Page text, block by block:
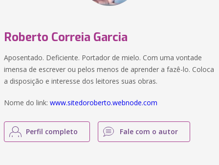
Roberto Correia Garcia
Aposentado. Deficiente. Portador de mielo. Com uma vontade
imensa de escrever ou pelos menos de aprender a fazê-lo. Coloca
a disposição e interesse dos leitores suas obras.
Nome do link: www.sitedoroberto.webnode.com
Perfil completo Fale com o autor